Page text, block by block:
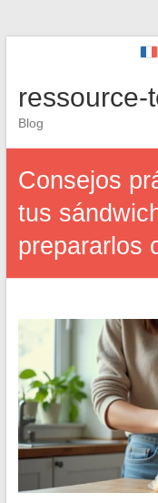
ressource-
Blog
Consejos
tus
prepararlos